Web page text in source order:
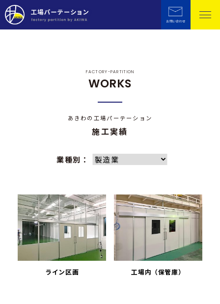
FACTORY-PARTITION
WORKS
あきわの工場パーテーション
施工実績
業種別：
ライン区画 工場内（保管庫）